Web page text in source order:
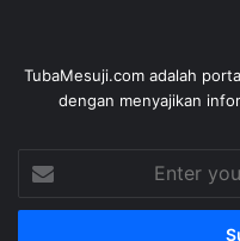
TubaMesuji.com adalah
dengan menyajikan
your
Email